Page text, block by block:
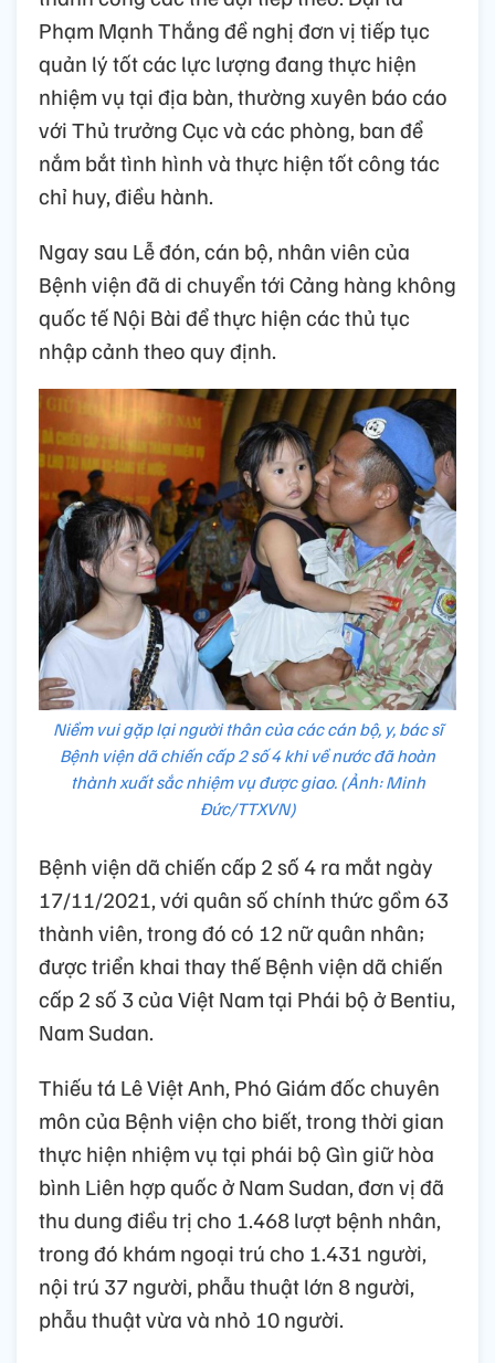
Phạm Mạnh Thắng đề nghị đơn vị tiếp tục
quản lý tốt các lực lượng đang thực hiện
nhiệm vụ tại địa bàn, thường xuyên báo cáo
với Thủ trưởng Cục và các phòng, ban để
nắm bắt tình hình và thực hiện tốt công tác
chỉ huy, điều hành.
Ngay sau Lễ đón, cán bộ, nhân viên của
Bệnh viện đã di chuyển tới Cảng hàng không
quốc tế Nội Bài để thực hiện các thủ tục
nhập cảnh theo quy định.
Niềm vui gặp lại người thân của các cán bộ, y, bác sĩ
Bệnh viện dã chiến cấp 2 số 4 khi về nước đã hoàn
thành xuất sắc nhiệm vụ được giao. (Ảnh: Minh
Đức/TTXVN)
Bệnh viện dã chiến cấp 2 số 4 ra mắt ngày
17/11/2021, với quân số chính thức gồm 63
thành viên, trong đó có 12 nữ quân nhân;
được triển khai thay thế Bệnh viện dã chiến
cấp 2 số 3 của Việt Nam tại Phái bộ ở Bentiu,
Nam Sudan.
Thiếu tá Lê Việt Anh, Phó Giám đốc chuyên
môn của Bệnh viện cho biết, trong thời gian
thực hiện nhiệm vụ tại phái bộ Gìn giữ hòa
bình Liên hợp quốc ở Nam Sudan, đơn vị đã
thu dung điều trị cho 1.468 lượt bệnh nhân,
trong đó khám ngoại trú cho 1.431 người,
nội trú 37 người, phẫu thuật lớn 8 người,
phẫu thuật vừa và nhỏ 10 người.